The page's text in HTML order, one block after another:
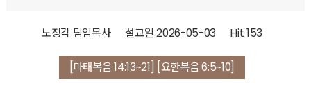
노정각 담임목사 설교일2026-05-03 Hit 153
[마태복음 14:13~21] [요한복음 6:5~10]